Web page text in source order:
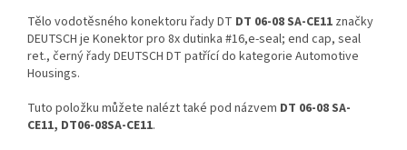
Tělo vodotěsného konektoru řady DT DT 06-08 SA-CE11 značky
DEUTSCH je Konektor pro 8x dutinka #16,e-seal; end cap, seal
ret., černý řady DEUTSCH DT patřící do kategorie Automotive
Housings.
Tuto položku můžete nalézt také pod názvem DT 06-08 SA-
CE11, DT06-08SA-CE11.